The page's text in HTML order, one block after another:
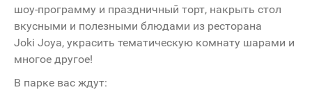
шоу-программу и праздничный торт, накрыть стол
вкусными и полезными блюдами из ресторана
Joki Joya, украсить тематическую комнату шарами и
многое другое!
В парке вас ждут: